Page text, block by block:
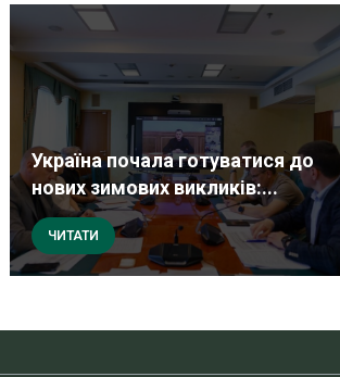
Україна почала готуватися до
нових зимових викликів:...
ЧИТАТИ